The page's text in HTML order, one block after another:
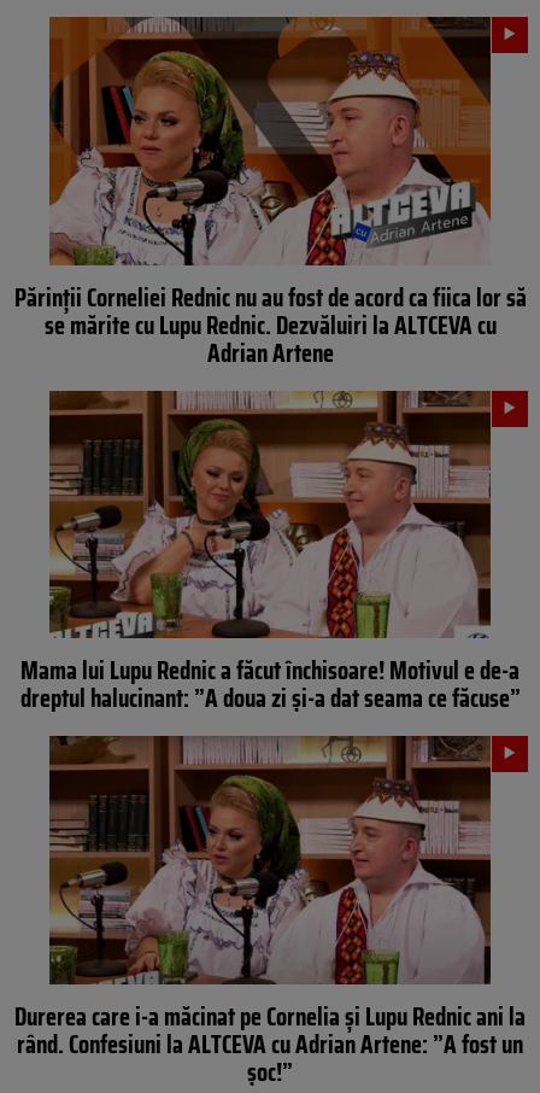
Părinții Corneliei Rednic nu au fost de acord ca fiica lor să
se mărite cu Lupu Rednic. Dezvăluiri la ALTCEVA cu
Adrian Artene
Mama lui Lupu Rednic a făcut închisoare! Motivul e de-a
dreptul halucinant: ”A doua zi și-a dat seama ce făcuse”
Durerea care i-a măcinat pe Cornelia și Lupu Rednic ani la
rând. Confesiuni la ALTCEVA cu Adrian Artene: ”A fost un
șoc!”